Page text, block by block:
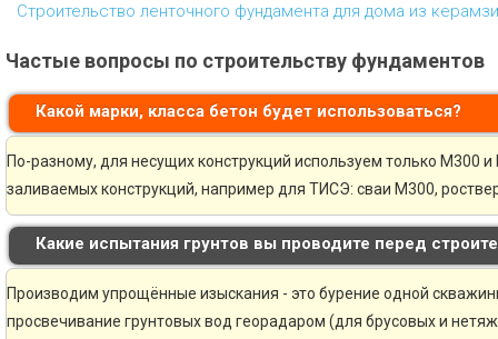
Строительство ленточного фундамента для дома из
Частые вопросы по строительству фундаментов
Какой марки, класса бетон будет использоваться?
По-разному, для несущих конструкций используем только М300
заливаемых конструкций, например для ТИСЭ: сваи М300,
Какие испытания грунтов вы проводите перед
Производим упрощённые изыскания - это бурение одной
просвечивание грунтовых вод георадаром (для брусовых и